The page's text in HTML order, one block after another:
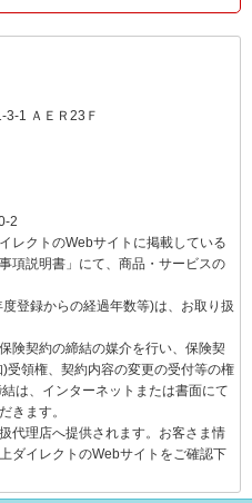
3-1 ＡＥＲ23Ｆ
2
レクトのWebサイトに掲載している
項説明書」にて、商品・サービスの
登録からの経過年数等)は、お取り扱
険契約の締結の媒介を行い、保険契
受領権、契約内容の変更の受付等の権
は、インターネットまたは書面にて
きます。
代理店へ提供されます。お客さま情
ダイレクトのWebサイトをご確認下